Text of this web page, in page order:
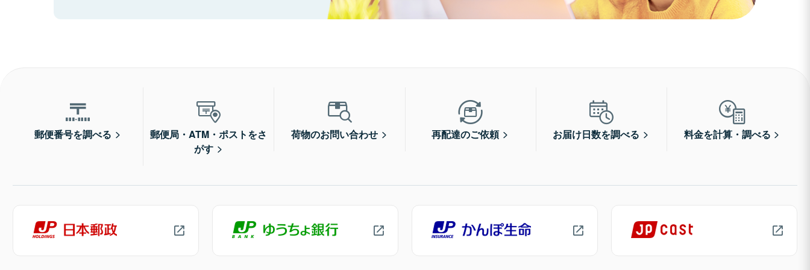
郵便番号を調べる
郵便局・ATM・ポストをさ
がす
荷物のお問い合わせ 再配達のご依頼 お届け日数を調べる 料金を計算・調べる